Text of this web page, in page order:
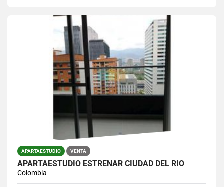
APARTAESTUDIO VENTA
APARTAESTUDIO ESTRENAR CIUDAD DEL RIO
Colombia